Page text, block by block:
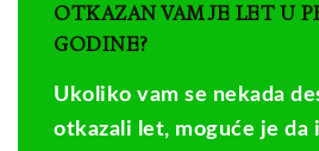
OTKAZAN VAM JE LET U
GODINE?
Ukoliko vam se nekada
otkazali let, moguće je da